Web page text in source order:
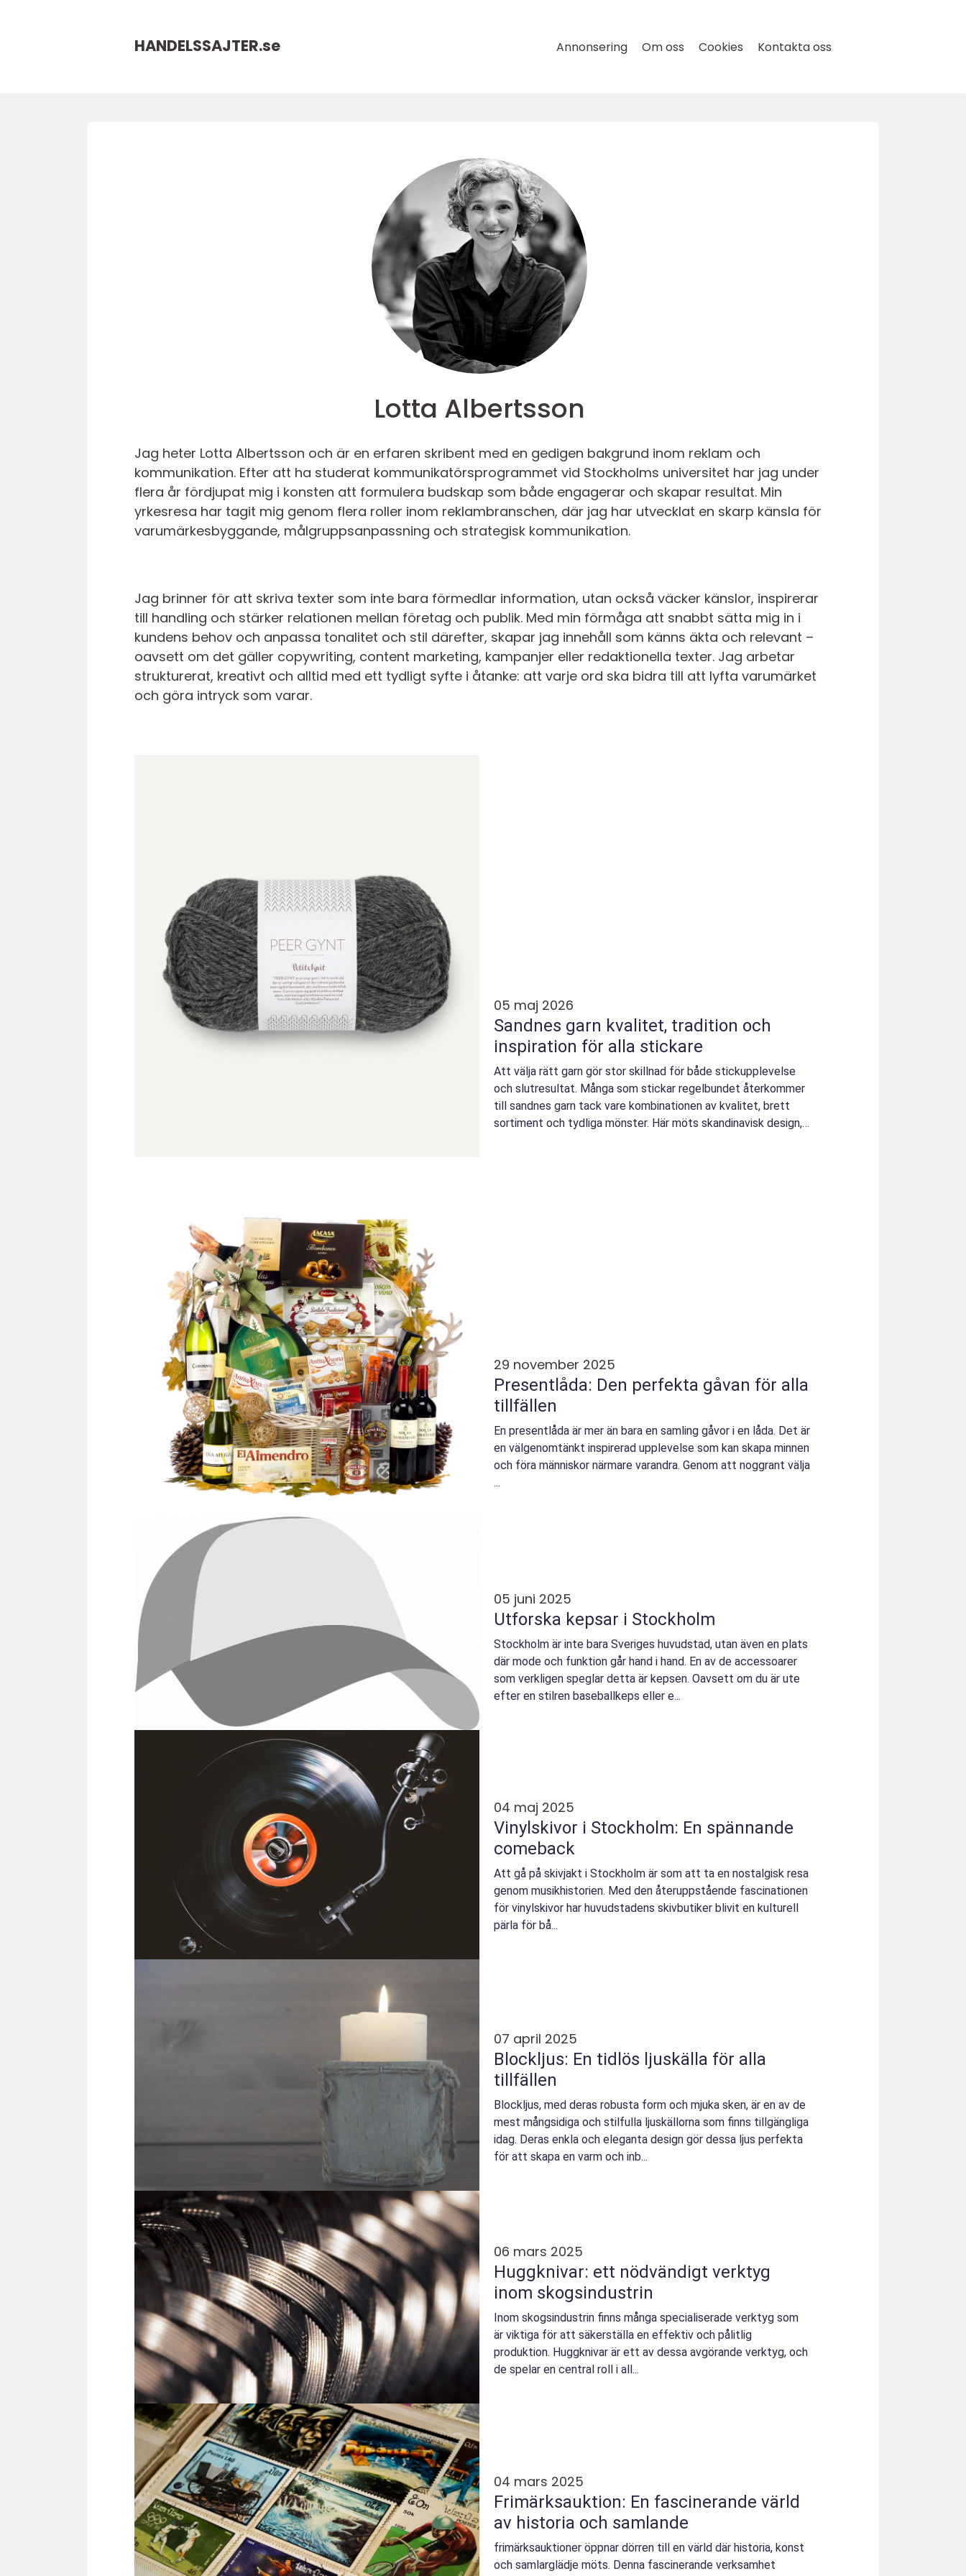
HANDELSSAJTER.se Annonsering Om oss Cookies Kontakta oss
Lotta Albertsson
Jag heter Lotta Albertsson och är en erfaren skribent med en gedigen bakgrund inom reklam och
kommunikation. Efter att ha studerat kommunikatörsprogrammet vid Stockholms universitet har jag under
flera år fördjupat mig i konsten att formulera budskap som både engagerar och skapar resultat. Min
yrkesresa har tagit mig genom flera roller inom reklambranschen, där jag har utvecklat en skarp känsla för
varumärkesbyggande, målgruppsanpassning och strategisk kommunikation.
Jag brinner för att skriva texter som inte bara förmedlar information, utan också väcker känslor, inspirerar
till handling och stärker relationen mellan företag och publik. Med min förmåga att snabbt sätta mig in i
kundens behov och anpassa tonalitet och stil därefter, skapar jag innehåll som känns äkta och relevant –
oavsett om det gäller copywriting, content marketing, kampanjer eller redaktionella texter. Jag arbetar
strukturerat, kreativt och alltid med ett tydligt syfte i åtanke: att varje ord ska bidra till att lyfta varumärket
och göra intryck som varar.
05 maj 2026
Sandnes garn kvalitet, tradition och
inspiration för alla stickare
Att välja rätt garn gör stor skillnad för både stickupplevelse
och slutresultat. Många som stickar regelbundet återkommer
till sandnes garn tack vare kombinationen av kvalitet, brett
sortiment och tydliga mönster. Här möts skandinavisk design,
29 november 2025
Presentlåda: Den perfekta gåvan för alla
tillfällen
En presentlåda är mer än bara en samling gåvor i en låda. Det är
en välgenomtänkt inspirerad upplevelse som kan skapa minnen
och föra människor närmare varandra. Genom att noggrant välja
...
05 juni 2025
Utforska kepsar i Stockholm
Stockholm är inte bara Sveriges huvudstad, utan även en plats
där mode och funktion går hand i hand. En av de accessoarer
som verkligen speglar detta är kepsen. Oavsett om du är ute
efter en stilren baseballkeps eller e...
04 maj 2025
Vinylskivor i Stockholm: En spännande
comeback
Att gå på skivjakt i Stockholm är som att ta en nostalgisk resa
genom musikhistorien. Med den återuppstående fascinationen
för vinylskivor har huvudstadens skivbutiker blivit en kulturell
pärla för bå...
07 april 2025
Blockljus: En tidlös ljuskälla för alla
tillfällen
Blockljus, med deras robusta form och mjuka sken, är en av de
mest mångsidiga och stilfulla ljuskällorna som finns tillgängliga
idag. Deras enkla och eleganta design gör dessa ljus perfekta
för att skapa en varm och inb...
06 mars 2025
Huggknivar: ett nödvändigt verktyg
inom skogsindustrin
Inom skogsindustrin finns många specialiserade verktyg som
är viktiga för att säkerställa en effektiv och pålitlig
produktion. Huggknivar är ett av dessa avgörande verktyg, och
de spelar en central roll i all...
04 mars 2025
Frimärksauktion: En fascinerande värld
av historia och samlande
frimärksauktioner öppnar dörren till en värld där historia, konst
och samlarglädje möts. Denna fascinerande verksamhet